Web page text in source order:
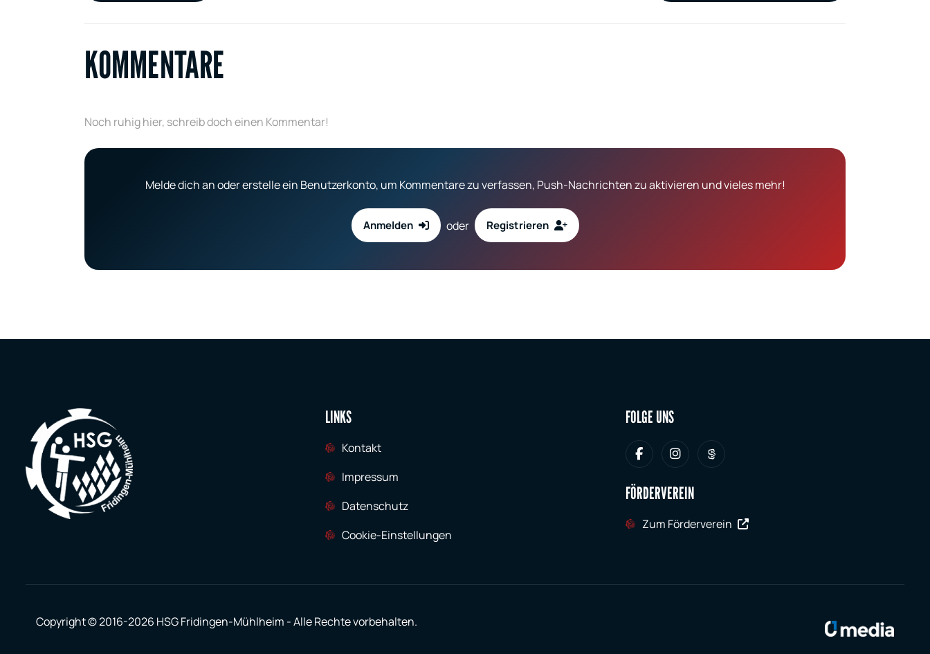
KOMMENTARE
Noch ruhig hier, schreib doch einen Kommentar!
Melde dich an oder erstelle ein Benutzerkonto, um Kommentare zu verfassen, Push-Nachrichten zu aktivieren und vieles mehr!
Anmelden oder Registrieren
LINKS
Kontakt
Impressum
Datenschutz
Cookie-Einstellungen
FOLGE UNS
FÖRDERVEREIN
Zum Förderverein
Copyright © 2016-2026 HSG Fridingen-Mühlheim -Alle Rechte vorbehalten.